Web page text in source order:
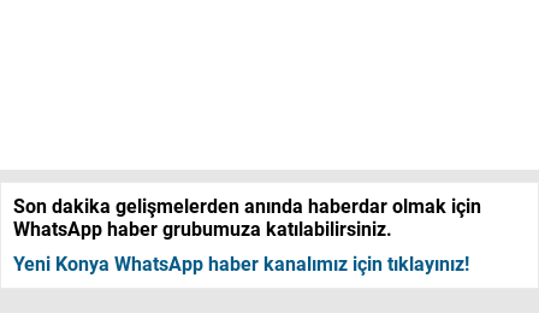
Son dakika gelişmelerden anında haberdar olmak için
WhatsApp haber grubumuza katılabilirsiniz.
Yeni Konya WhatsApp haber kanalımız için tıklayınız!